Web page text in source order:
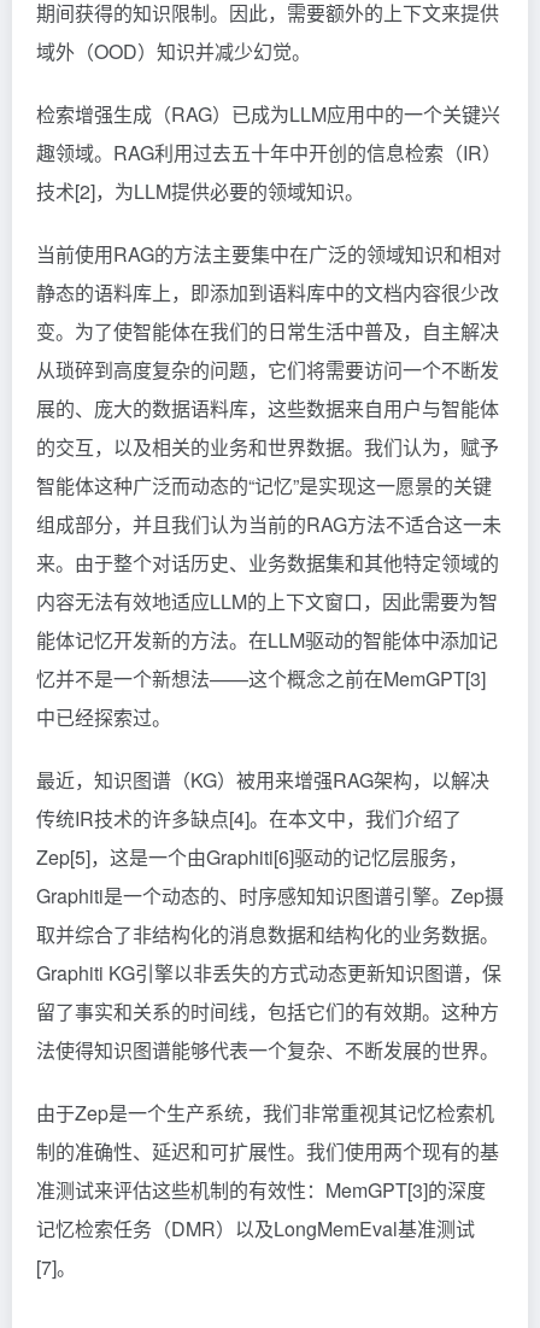
期间获得的知识限制。因此，需要额外的上下文来提供
域外（OOD）知识并减少幻觉。
检索增强生成（RAG）已成为LLM应用中的一个关键兴
趣领域。RAG利用过去五十年中开创的信息检索（IR）
技术[2]，为LLM提供必要的领域知识。
当前使用RAG的方法主要集中在广泛的领域知识和相对
静态的语料库上，即添加到语料库中的文档内容很少改
变。为了使智能体在我们的日常生活中普及，自主解决
从琐碎到高度复杂的问题，它们将需要访问一个不断发
展的、庞大的数据语料库，这些数据来自用户与智能体
的交互，以及相关的业务和世界数据。我们认为，赋予
智能体这种广泛而动态的“记忆”是实现这一愿景的关键
组成部分，并且我们认为当前的RAG方法不适合这一未
来。由于整个对话历史、业务数据集和其他特定领域的
内容无法有效地适应LLM的上下文窗口，因此需要为智
能体记忆开发新的方法。在LLM驱动的智能体中添加记
忆并不是一个新想法——这个概念之前在MemGPT[3]
中已经探索过。
最近，知识图谱（KG）被用来增强RAG架构，以解决
传统IR技术的许多缺点[4]。在本文中，我们介绍了
Zep[5]，这是一个由Graphiti[6]驱动的记忆层服务，
Graphiti是一个动态的、时序感知知识图谱引擎。Zep摄
取并综合了非结构化的消息数据和结构化的业务数据。
Graphiti KG引擎以非丢失的方式动态更新知识图谱，保
留了事实和关系的时间线，包括它们的有效期。这种方
法使得知识图谱能够代表一个复杂、不断发展的世界。
由于Zep是一个生产系统，我们非常重视其记忆检索机
制的准确性、延迟和可扩展性。我们使用两个现有的基
准测试来评估这些机制的有效性：MemGPT[3]的深度
记忆检索任务（DMR）以及LongMemEval基准测试
[7]。